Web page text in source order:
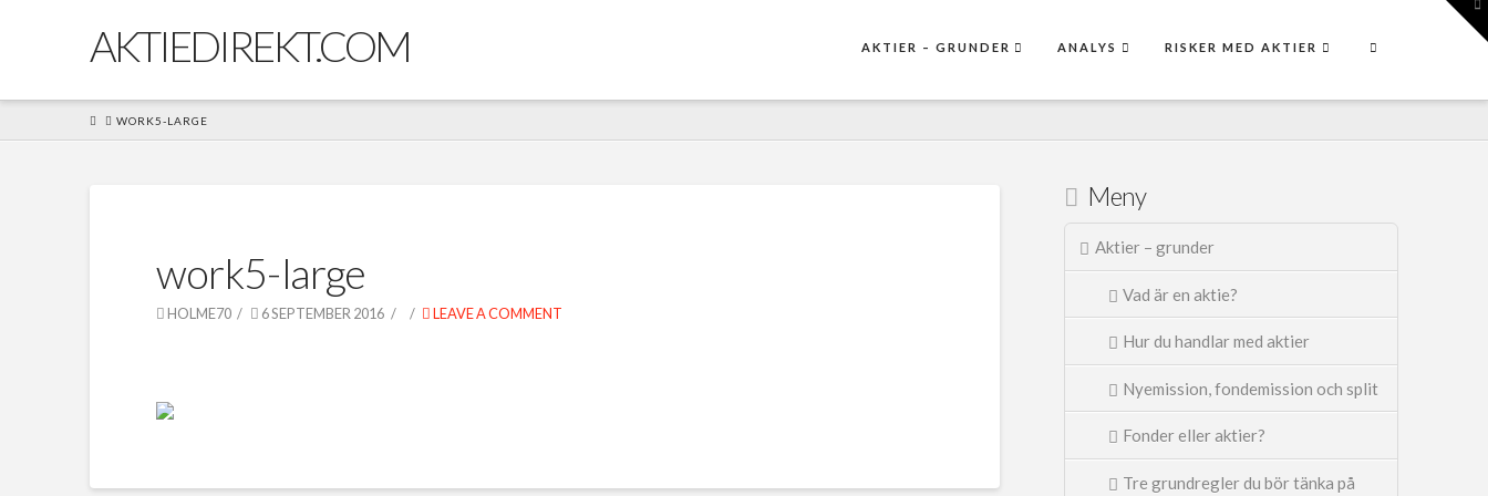
AKTIEDIREKT.COM AKTIER – GRUNDER ANALYS RISKER MED AKTIER
HOME
WORK5-LARGE
work5-large
HOLME70 6 SEPTEMBER 2016 LEAVE A COMMENT
Meny
Aktier – grunder
Vad är en aktie?
Hur du handlar med aktier
Nyemission, fondemission och split
Fonder eller aktier?
Tre grundregler du bör tänka på